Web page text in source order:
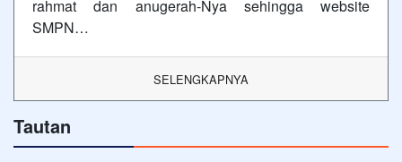
rahmat dan anugerah-Nya sehingga website
SMPN…
SELENGKAPNYA
Tautan